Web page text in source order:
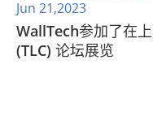
Jun 21,2023
WallTech参加了在
(TLC) 论坛展览